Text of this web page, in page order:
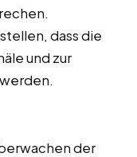
dass die
und zur
der